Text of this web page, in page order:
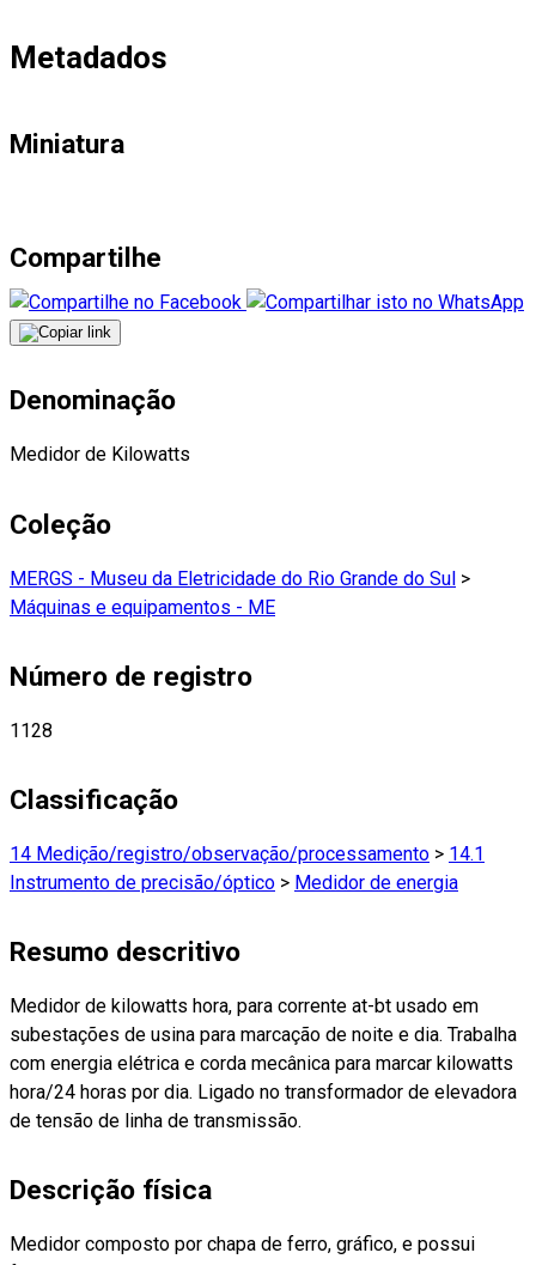
Metadados
Miniatura
Compartilhe
Denominação
Medidor de Kilowatts
Coleção
MERGS - Museu da Eletricidade do Rio Grande do Sul >
Máquinas e equipamentos - ME
Número de registro
1128
Classificação
14 Medição/registro/observação/processamento > 14.1
Instrumento de precisão/óptico > Medidor de energia
Resumo descritivo
Medidor de kilowatts hora, para corrente at-bt usado em
subestações de usina para marcação de noite e dia. Trabalha
com energia elétrica e corda mecânica para marcar kilowatts
hora/24 horas por dia. Ligado no transformador de elevadora
de tensão de linha de transmissão.
Descrição física
Medidor composto por chapa de ferro, gráfico, e possui